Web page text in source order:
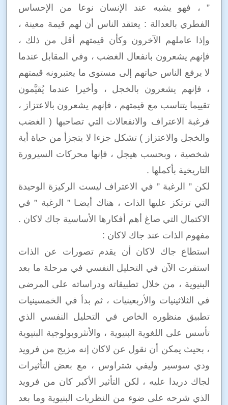
” ، فهو يشبه عند الإنسان نوعا من الإحساس
الفطري بالعدالة : يعتقد الناس أن لهم قيمة معينة ،
وإذا عاملهم الآخرون وكأن قيمتهم أقل من ذلك ،
فإنهم يشعرون بانفعال الغضب ، وفي المقابل عندما
لا يرفع الناس حياتهم إلى مستوى ما يعتبرونه قيمتهم
، فإنهم يشعرون بالخجل ، وأخيرا عندما يُقيَّمون
تقييما يتناسب مع قيمتهم ، فإنهم يشعرون بالاعتزاز ،
فرغبة الاعتراف والانفعالات التي تصاحبها ( الغضب
والخجل والاعتزاز ) تشكل جزءا لا يتجزأ من حياة أية
شخصية ، وبحسب هيجل ، فإنها محركات السيرورة
التاريخية بأكملها .
لكن ” الرغبة ” في الاعتراف ليست الركيزة الوحيدة
التي ترتكز عليها الذات ، هناك أيضـا ” الرغبة ” في
الاكتمال التي صاغ أهم أفكارها الأساسية جاك لاكان .
مفهوم الذات عند جاك لاكان :
استطاع جاك لاكان أن يقدم تصورات عن الذات
استقرت الآن في التحليل النفسي في مرحلة ما بعد
البنيوية ، من خلال تطبيقاته ودراساته على المرضى
في الثلاثينيات والأربعينيات ، ثم بدأ في الخمسينيات
تطبيق منظوره الخاص في التحليل النفسي الذي
تأسس على اللغوية البنيوية ، والأنثروبولوجية البنيوية
، بحيث يمكن أن نقول عن لاكان إنه مزيج من فرويد
ودي سوسير وليفي شتراوس ، مع بعض التأثيرات
لجاك دريدا عليه ، لكن التأثير الأكبر كان من فرويد
الذي شرحه على ضوء من النظريات البنيوية وما بعد